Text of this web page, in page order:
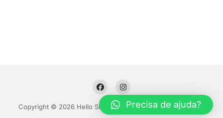
Copyright © 2026 Hello Shoppable. Powered by WordPress
Precisa de ajuda?